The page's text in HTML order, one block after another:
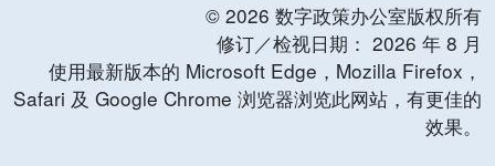
© 2026 数字政策办公室版权所有
修订／检视日期： 2026 年 8 月
使用最新版本的 Microsoft Edge，Mozilla Firefox，
Safari 及 Google Chrome 浏览器浏览此网站，有更佳的
效果。